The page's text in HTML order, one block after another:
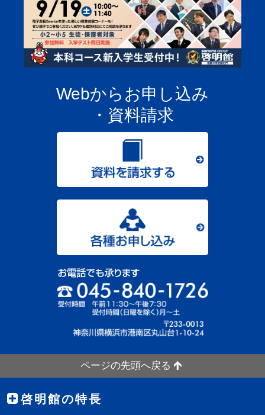
Webからお申し込み
・資料請求
ページの先頭へ戻る
啓明館の特長